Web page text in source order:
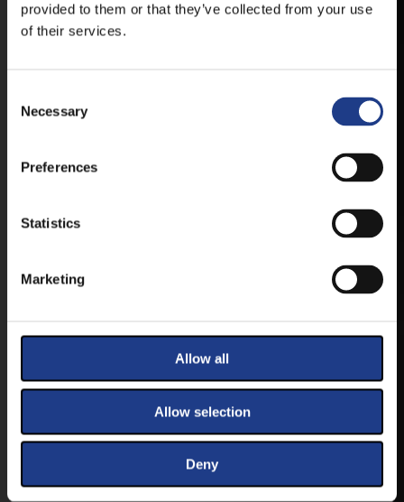
provided to them or that they’ve collected from your use
of their services.
Necessary
Preferences
Statistics
Marketing
Allow all
Allow selection
Deny
MOBIL APP
TÖLTSE LE APPLIKÁCIÓNKAT, HOGY
ELÉRHETŐ ANDROID ÉS IOS RENDSZEREKRE AZ